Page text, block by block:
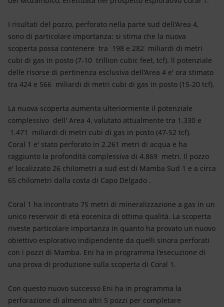
Innovazione
Scenari energetici
I risultati del pozzo, perforato nella parte sud dell'Area 4,
sono di particolare importanza: si stima che la nuova
scoperta possa contenere tra 198 e 282 miliardi di metri
cubi di gas in posto (7-10 trillion cubic feet, tcf). ll potenziale
delle risorse di pertinenza esclusiva dell'Area 4 e' ora stimato
tra 424 e 566 miliardi di metri cubi di gas in posto (15-20 tcf).
La nuova scoperta aumenta ulteriormente il potenziale
complessivo dell' Area 4, valutato attualmente tra 1.330 e
1.471 miliardi di metri cubi di gas in posto (47-52 tcf).
Coral 1 e' stato perforato in 2.261 metri di acqua e ha
raggiunto la profondità complessiva di 4.869 metri. Il pozzo
e' localizzato 26 chilometri a sud est di Mamba Sud 1 e a circa
65 chilometri dalla costa di Capo Delgado .
Coral 1 ha incontrato 75 metri di mineralizzazione a gas in un
unico reservoir di età eocenica di ottima qualità. La scoperta
riveste particolare importanza in quanto ha provato un nuovo
obiettivo esplorativo indipendente da quelli sinora perforati
con i pozzi di Mamba. Eni ha in programma l'esecuzione di
una prova di produzione sulla scoperta di Coral 1.
Con questo nuovo successo Eni ha in programma la
perforazione di almeno altri 5 pozzi per completare